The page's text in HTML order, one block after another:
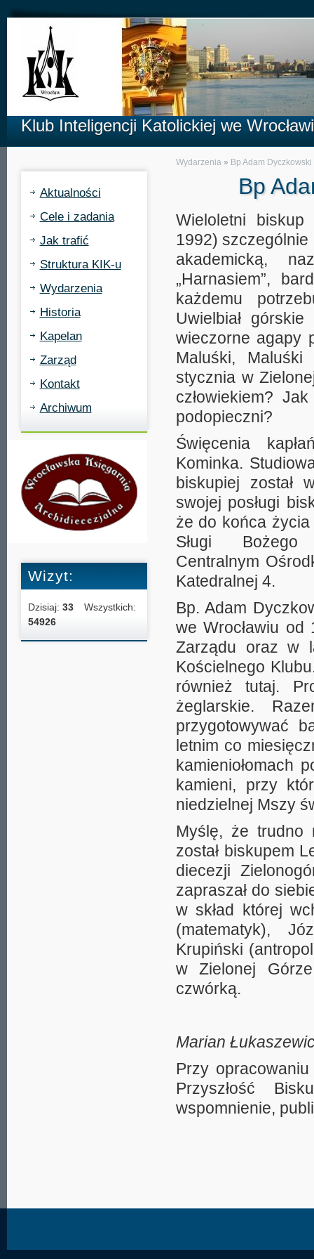
Klub Inteligencji Katolickiej we
Aktualności
Cele i zadania
Jak trafić
Struktura KIK-u
Wydarzenia
Historia
Kapelan
Zarząd
Kontakt
Archiwum
Wizyt:
Dzisiaj: 33
Wszystkich:
54926
Bp
Wydarzenia» Bp Adam
Wieloletni biskup
1992) szczególnie
akademicką,
„Harnasiem”,
każdemu
Uwielbiał
wieczorne agapy
Maluśki,
stycznia w
człowiekiem?
podopieczni?
Święcenia
Kominka.
biskupiej został
swojej posługi
że do końca życia
Sługi
Centralnym
Katedralnej 4.
Bp. Adam
we Wrocławiu od
Zarządu oraz w
Kościelnego
również tutaj.
żeglarskie.
przygotowywać
letnim co
kamieniołomach
kamieni, przy
niedzielnej Mszy
Myślę, że trudno
został biskupem
diecezji
zapraszał do
w skład której
(matematyk),
Krupiński
w Zielonej
czwórką.
Marian
Przy
Przyszłość
wspomnienie,